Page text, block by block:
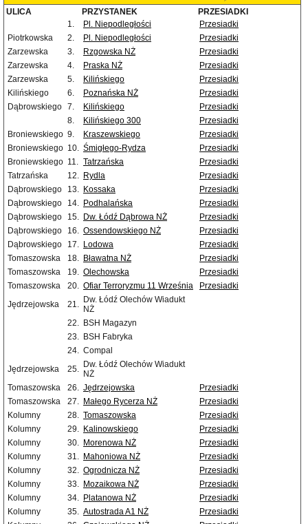
ULICA PRZYSTANEK
PRZESIADKI
1.
Pl. Niepodległości
Przesiadki
Piotrkowska
2. Pl. Niepodległości
Przesiadki
Zarzewska
3. Rzgowska NŻ
Przesiadki
Zarzewska
4. Praska NŻ
Przesiadki
Zarzewska
5. Kilińskiego
Przesiadki
Kilińskiego
6. Poznańska NŻ
Przesiadki
Dąbrowskiego 7. Kilińskiego
Przesiadki
8.
Kilińskiego 300
Przesiadki
Broniewskiego 9. Kraszewskiego
Przesiadki
Broniewskiego 10. Śmigłego-Rydza
Przesiadki
Broniewskiego 11. Tatrzańska
Przesiadki
Tatrzańska
12. Rydla
Przesiadki
Dąbrowskiego
13. Kossaka
Przesiadki
Dąbrowskiego
14. Podhalańska
Przesiadki
Dąbrowskiego
15. Dw. Łódź Dąbrowa NŻ
Przesiadki
Dąbrowskiego
16. Ossendowskiego NŻ
Przesiadki
Dąbrowskiego
17. Lodowa
Przesiadki
Tomaszowska
18. Bławatna NŻ
Przesiadki
Tomaszowska
19. Olechowska
Przesiadki
Tomaszowska
20. Ofiar Terroryzmu 11 Września
Przesiadki
Jędrzejowska
21. Dw. Łódź Olechów Wiadukt
NŻ
22. BSH Magazyn
23. BSH Fabryka
24. Compal
Jędrzejowska
25. Dw. Łódź Olechów Wiadukt
NŻ
Tomaszowska
26. Jędrzejowska
Przesiadki
Tomaszowska
27. Małego Rycerza NŻ
Przesiadki
Kolumny
28. Tomaszowska
Przesiadki
Kolumny
29. Kalinowskiego
Przesiadki
Kolumny
30. Morenowa NŻ
Przesiadki
Kolumny
31. Mahoniowa NŻ
Przesiadki
Kolumny
32. Ogrodnicza NŻ
Przesiadki
Kolumny
33. Mozaikowa NŻ
Przesiadki
Kolumny
34. Platanowa NŻ
Przesiadki
Kolumny
35. Autostrada A1 NŻ
Przesiadki